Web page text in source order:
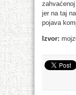
jer na taj
pojava
Izvor: